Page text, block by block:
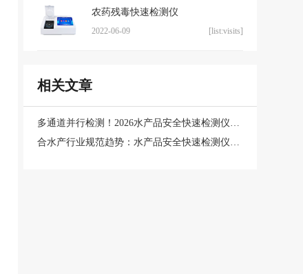
农药残毒快速检测仪
2022-06-09 [list:visits]
相关文章
多通道并行检测！2026水产品安全快速检测仪采购指南与场景适配
合水产行业规范趋势：水产品安全快速检测仪推动产业升级